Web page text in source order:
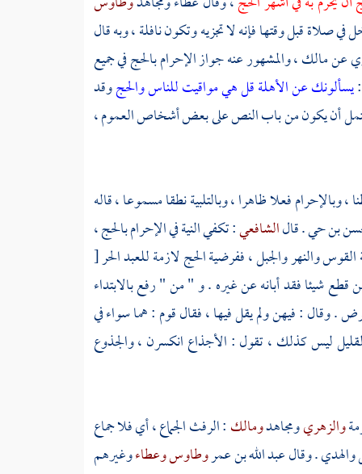
قبل وقتها فإنه لا تجزيه وتكون نافلة ، وبه قال
عنمالك، والمشهور عنه جواز الإحرام بالحج في جميع
يسألونك عن الأهلة قل هي مواقيت للناس والحجوقد
أن يكون من باب النص على بعض أشخاص العموم ،
وبالإحرام فعلا ظاهرا ، وبالتلبية نطقا مسموعا ، قاله
بن حي. قالالشافعي: تكفي النية في الإحرام بالحج ،
والنهر والجبل ، ففرضية الحج لازمة للعبد الحر[
شيئا فقد أبانه عن غيره . و " من " رفع بالابتداء
: فيهن ولم يقل فيها ، فقال قوم : هما سواء في
ليس كذلك ، تقول : الأجذاع انكسرن ، والجذوع
والزهريومجاهدومالك: الرفث الجماع ، أي فلا جماع
. وقالعبد الله بن عمروطاوسوعطاءوغيرهم